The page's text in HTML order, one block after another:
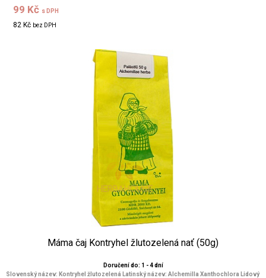
99 Kč s DPH
82 Kč bez DPH
Máma čaj Kontryhel žlutozelená nať (50g)
Doručení do: 1 - 4 dní
Slovenský název: Kontryhel žlutozelená Latinský název: Alchemilla Xanthochlora Lidový